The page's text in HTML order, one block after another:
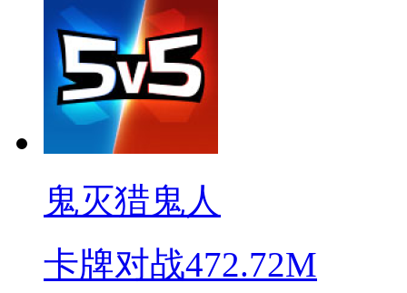
鬼灭猎鬼人
卡牌对战472.72M